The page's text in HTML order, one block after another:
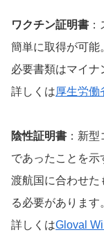
ワクチン証明書
簡単に取得が可能
必要書類はマイナ
詳しくは厚生労働
陰性証明書 ：新
であったことを示
渡航国に合わせた
る必要があります
詳しくはGloval